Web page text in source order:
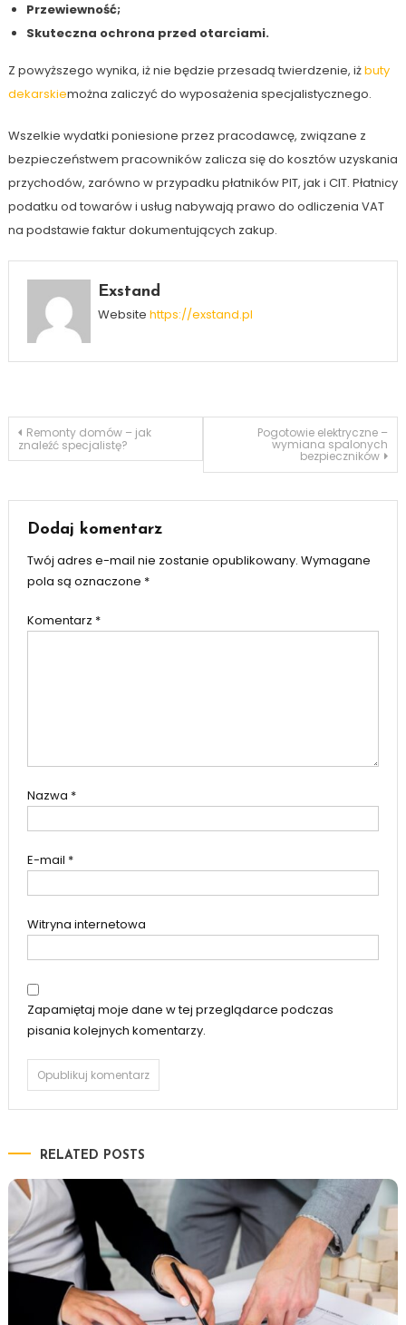
Przewiewność;
Skuteczna ochrona przed otarciami.
Z powyższego wynika, iż nie będzie przesadą twierdzenie, iżbuty
dekarskiemożna zaliczyć do wyposażenia specjalistycznego.
Wszelkie wydatki poniesione przez pracodawcę, związane z
bezpieczeństwem pracowników zalicza się do kosztów uzyskania
przychodów, zarówno w przypadku płatników PIT, jak i CIT. Płatnicy
podatku od towarów i usług nabywają prawo do odliczenia VAT
na podstawie faktur dokumentujących zakup.
Exstand
Website https://exstand.pl
Nawigacja
Remonty domów – jak
znaleźć specjalistę?
Pogotowie elektryczne –
wymiana spalonych
bezpieczników
Dodaj komentarz
Twój adres e-mail nie zostanie opublikowany. Wymagane
pola są oznaczone *
Komentarz *
Nazwa *
E-mail *
Witryna internetowa
Zapamiętaj moje dane w tej przeglądarce podczas
pisania kolejnych komentarzy.
RELATED POSTS